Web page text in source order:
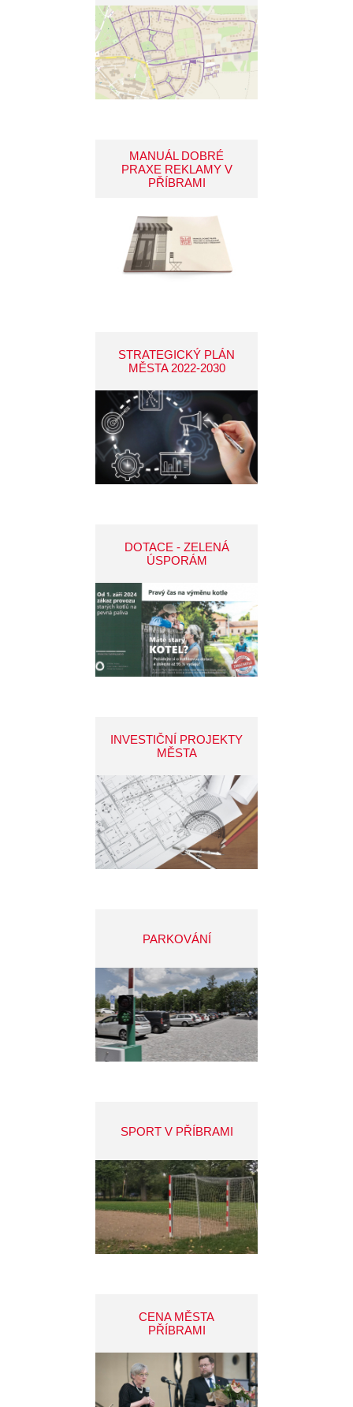
MANUÁL DOBRÉ
PRAXE REKLAMY V
PŘÍBRAMI
STRATEGICKÝ PLÁN
MĚSTA 2022-2030
DOTACE - ZELENÁ
ÚSPORÁM
INVESTIČNÍ PROJEKTY
MĚSTA
PARKOVÁNÍ
SPORT V PŘÍBRAMI
CENA MĚSTA
PŘÍBRAMI